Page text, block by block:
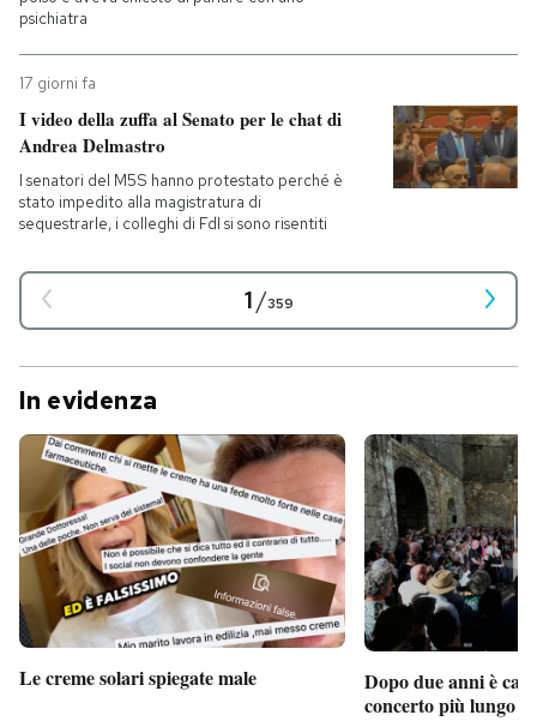
psichiatra
17 giorni fa
I video della zuffa al Senato per le chat di
Andrea Delmastro
I senatori del M5S hanno protestato perché è
stato impedito alla magistratura di
sequestrarle, i colleghi di FdI si sono risentiti
1/359
In evidenza
Le creme solari spiegate male
Dopo due anni è
concerto più lungo